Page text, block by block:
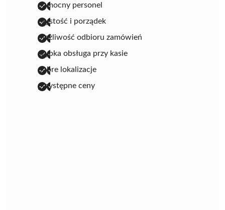
pomocny personel
czystość i porządek
możliwość odbioru zamówień
szybka obsługa przy kasie
dobre lokalizacje
przystępne ceny